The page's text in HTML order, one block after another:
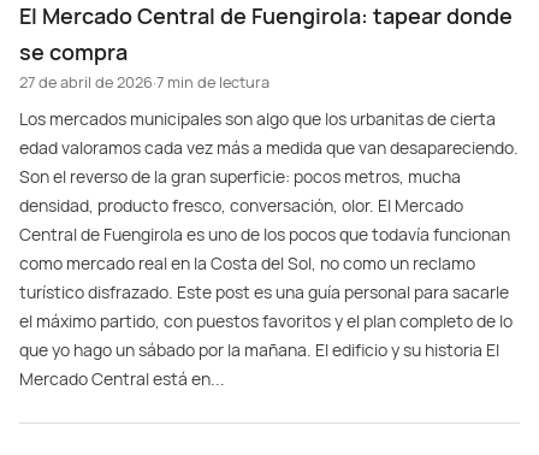
El Mercado Central de Fuengirola: tapear donde
se compra
27 de abril de 2026·7 min de lectura
Los mercados municipales son algo que los urbanitas de cierta
edad valoramos cada vez más a medida que van desapareciendo.
Son el reverso de la gran superficie: pocos metros, mucha
densidad, producto fresco, conversación, olor. El Mercado
Central de Fuengirola es uno de los pocos que todavía funcionan
como mercado real en la Costa del Sol, no como un reclamo
turístico disfrazado. Este post es una guía personal para sacarle
el máximo partido, con puestos favoritos y el plan completo de lo
que yo hago un sábado por la mañana. El edificio y su historia El
Mercado Central está en...